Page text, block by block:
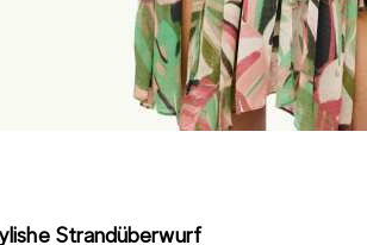
Strandüberwurf